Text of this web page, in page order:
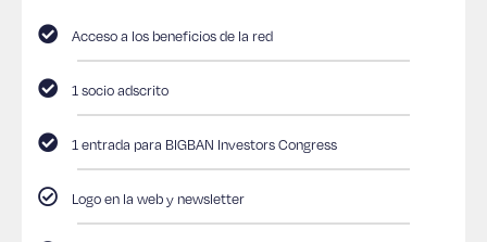
Acceso a los beneficios de la red
1 socio adscrito
1 entrada para BIGBAN Investors Congress
Logo en la web y newsletter